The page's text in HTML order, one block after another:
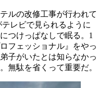
ルの改修工事が行われて
レビで見られるように
つけっぱなしで眠る。1
フェッショナル』をやっ
子がいたとは知らなかっ
無駄を省くって重要だ。